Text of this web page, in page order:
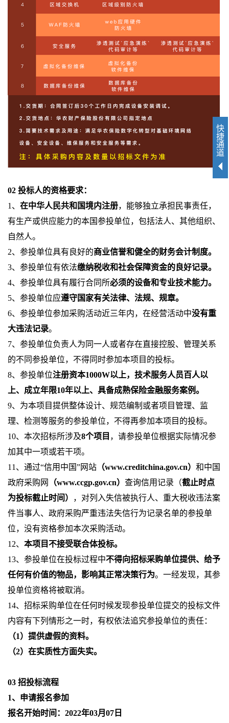
02 投标人的资格要求：
1 、 在中华人民共和国境内注册，能够独立承担民事责任，
有生产或供应能力的本国参投单位，包括法人、其他组织、
自然人。
2、参投单位具有良好的商业信誉和健全的财务会计制度。
3、参投单位有依法缴纳税收和社会保障资金的良好记录。
4、参投单位具有履行合同所必须的设备和专业技术能力。
5、参投单位应遵守国家有关法律、法规、规章。
6、参投单位参加采购活动近三年内，在经营活动中没有重
大违法记录。
7、参投单位负责人为同一人或者存在直接控股、管理关系
的不同参投单位，不得同时参加本项目的投标。
8、参投单位注册资本1000W以上，技术服务人员百人以
上、成立年限10年以上、具备成熟保险金融服务案例。
9、为本项目提供整体设计、规范编制或者项目管理、监
理、检测等服务的参投单位，不得再参加本项目的投标。
10、本次招标所涉及8个项目 ，请参投单位根据实际情况参
加其中一项或若干项。
11 、通过“信用中国”网站 （www.creditchina.gov.cn） 和中国
政府采购网
（www.ccgp.gov.cn） 查询信用记录（截止时点
为投标截止时间）
，对列入失信被执行人、重大税收违法案
件当事人、政府采购严重违法失信行为记录名单的参投单
位，没有资格参加本次采购活动。
12、 本项目不接受联合体投标。
13、参投单位在投标过程中不得向招标采购单位提供、给予
任何有价值的物品，影响其正常决策行为。一经发现，其参
投单位资格将被取消。
14、招标采购单位在任何时候发现参投单位提交的投标文件
内容有下列情形之一时，有权依法追究参投单位的责任：
（1）提供虚假的资料。
（2）在实质性方面失实。
03 招投标流程
1、申请报名参加
报名开始时间： 2022年03月 07 日
快
捷
通
道